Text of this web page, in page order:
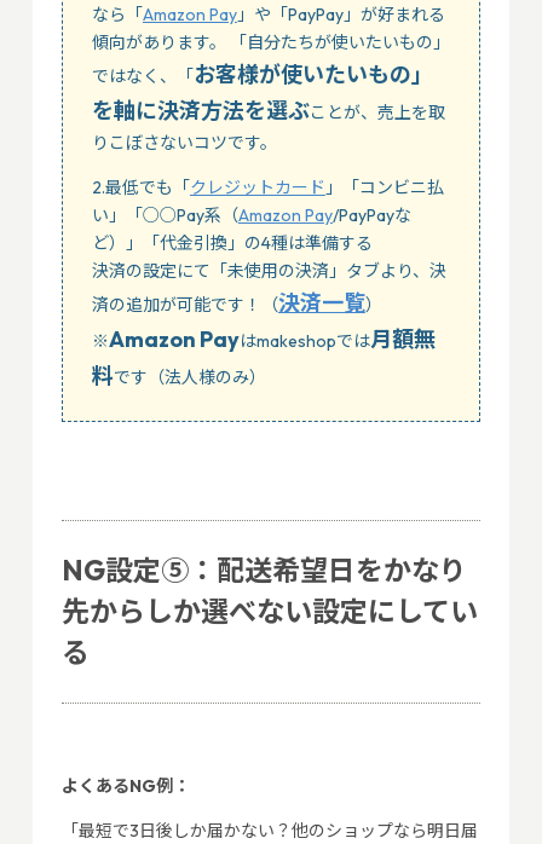
なら「 Amazon Pay」や「PayPay」が好まれる
傾向があります。 「自分たちが使いたいもの」
ではなく、「 お客様が使いたいもの」
を軸に決済方法を選ぶことが、売上を取
りこぼさないコツです。
2.最低でも「 クレジットカード 」「コンビニ払
い」「○○Pay系（Amazon Pay/PayPayな
ど）」「代金引換」の4種は準備する
決済の設定にて「未使用の決済」タブより、決
済の追加が可能です！（決済一覧）
※Amazon Payはmakeshopでは月額無
料です（法人様のみ）
NG設定⑤：配送希望日をかなり
先からしか選べない設定にしてい
る
よくあるNG例：
「最短で3日後しか届かない？他のショップなら明日届